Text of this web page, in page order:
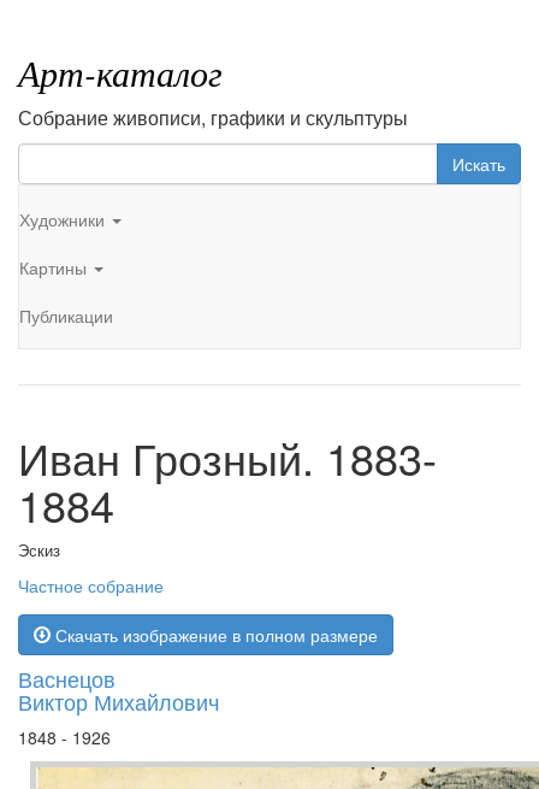
Арт-каталог
Собрание живописи, графики и скульптуры
Искать
Художники
Картины
Публикации
Иван Грозный. 1883-
1884
Эскиз
Частное собрание
Скачать изображение в полном размере
Васнецов
Виктор Михайлович
1848 - 1926